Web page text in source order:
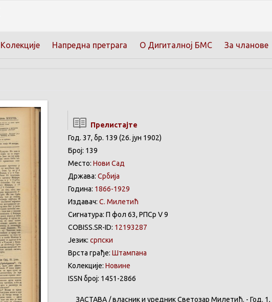
Колекције Напредна претрага О Дигиталној БМС За чланове
Прелистајте
Год. 37, бр. 139 (26. јун 1902)
Број: 139
Место: Нови Сад
Држава: Србија
Година: 1866-1929
Издавач: С. Милетић
Сигнатура: П фол 63, РПСр V 9
COBISS.SR-ID: 12193287
Језик: српски
Врста грађе: Штампана
Колекције: Новине
ISSN број: 1451-2866
ЗАСТАВА /власники уредникСветозар Милетић. - Год. 1,